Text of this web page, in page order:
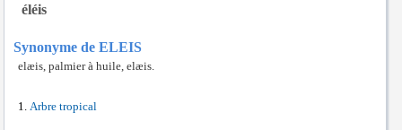
éléis
Synonyme de ELEIS
elæis, palmier à huile, elæis.
Arbre tropical